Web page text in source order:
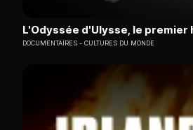
L'Odyssée d'Ulysse, le premier
DOCUMENTAIRES CULTURES DU MONDE